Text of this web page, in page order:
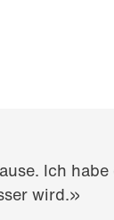
Ich
wird.»